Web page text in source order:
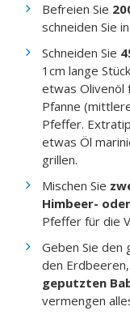
Befreien Sie
schneiden Sie
Schneiden Sie
1cm lange
etwas Olivenöl
Pfanne
Pfeffer.
etwas Öl
grillen.
Mischen Sie
Himbeer-
Pfeffer für die
Geben Sie den
den
geputzten
vermengen